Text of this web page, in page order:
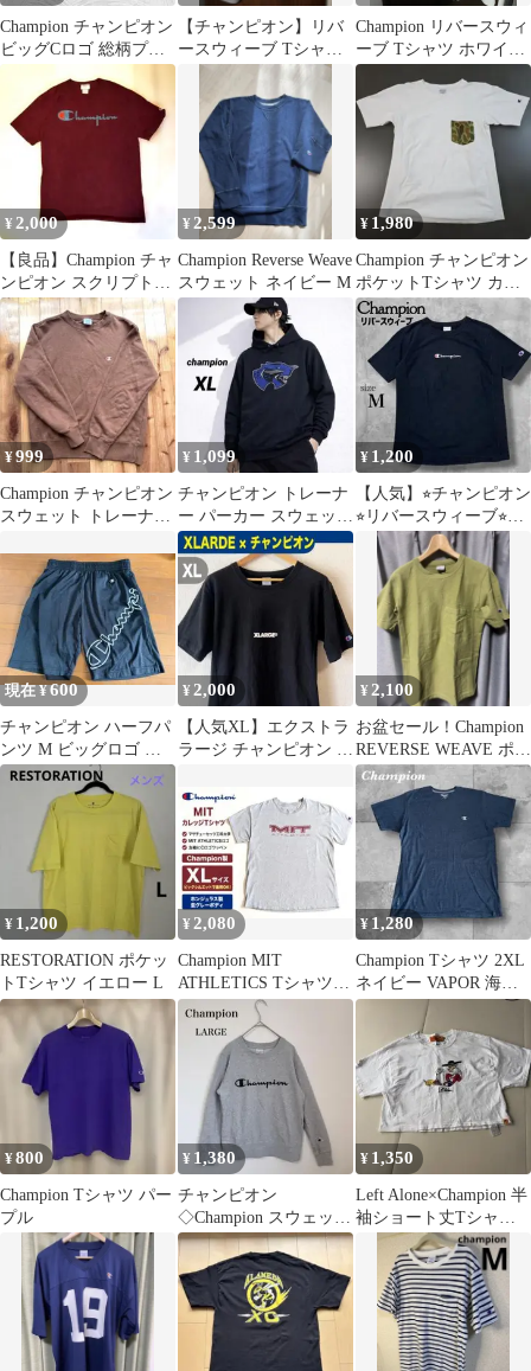
Champion チャンピオン
ビッグCロゴ 総柄プリ
ント グレー L
【チャンピオン】リバ
ースウィーブ Tシャツ
白 L 両面ロゴ C8-P372
Champion リバースウィ
ーブ Tシャツ ホワイト
L 夏 服 キャンプ
¥ 2,000
​【良品】Champion チャ
ンピオン スクリプトロ
ゴ ボルドー Tシャツ M
¥ 2,599
Champion Reverse Weave
スウェット ネイビー M
¥ 1,980
Champion チャンピオン
ポケットTシャツ カモ
フラ柄
¥999
Champion チャンピオン
スウェット トレーナー
¥ 1,099
チャンピオン トレーナ
ー パーカー スウェット
XL メンズ ゆったりサ
イズ
¥ 1,200
【人気】⭐︎チャンピオン
⭐︎リバースウィーブ⭐︎T
シャツ⭐︎黒⭐︎M⭐︎センター
ロゴ⭐︎刺繍⭐︎
現在 ¥600
チャンピオン ハーフパ
ンツ M ビッグロゴ ※
紐なし
¥2,000
【人気XL】エクストラ
ラージ チャンピオン リ
Tシャツ黒
¥ 2,100
お盆セール！Champion
REVERSE WEAVE ポケ
ットTシャツ
¥ 1,200
RESTORATION ポケッ
トTシャツ イエロー L
¥2,080
Champion MIT
ATHLETICS Tシャツ
XL 杢グレー
¥1,280
Champion Tシャツ 2XL
ネイビー VAPOR 海外
古着 メンズ 紺色
¥800
Champion Tシャツ パー
プル
¥ 1,380
チャンピオン
◇Champion スウェット
トレーナー グレー 裏毛
L ロゴ
¥ 1,350
Left Alone×Champion 半
袖ショート丈Tシャツ
ホワイト L